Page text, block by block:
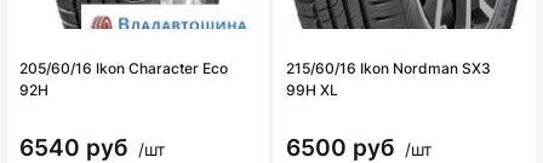
205/60/16 Ikon Character Eco
92H
6540 руб /шт
215/60/16 Ikon Nordman SX3
99H XL
6500 руб /шт